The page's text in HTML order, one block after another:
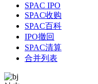
SPAC IPO
SPAC收购
SPAC百科
IPO撤回
SPAC清算
合并列表